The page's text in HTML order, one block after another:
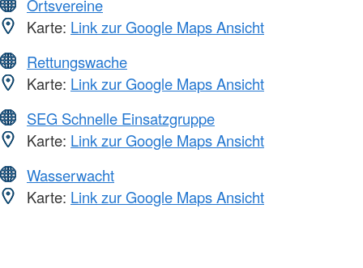
Ortsvereine
Karte: Link zur Google Maps Ansicht
Rettungswache
Karte: Link zur Google Maps Ansicht
SEG Schnelle Einsatzgruppe
Karte: Link zur Google Maps Ansicht
Wasserwacht
Karte: Link zur Google Maps Ansicht